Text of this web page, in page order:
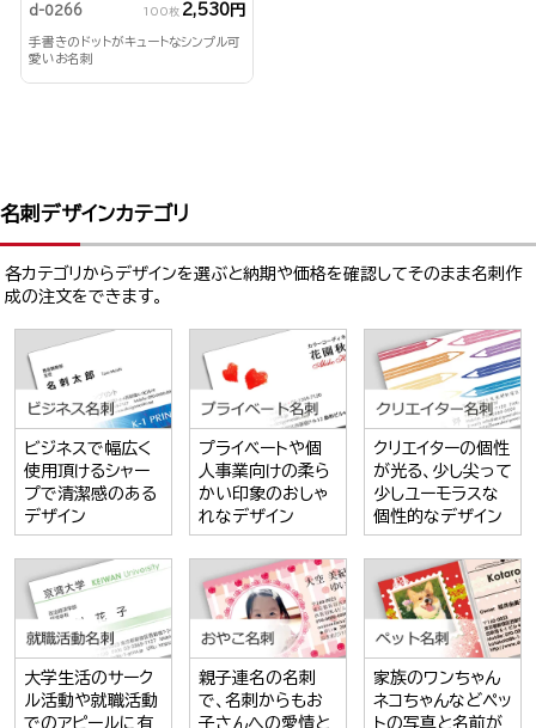
d-0266 100枚 2,530円
手書きのドットがキュートなシンプル可
愛いお名刺
名刺デザインカテゴリ
各カテゴリからデザインを選ぶと納期や価格を確認してそのまま名刺作
成の注文をできます。
ビジネスで幅広く
使用頂けるシャー
プで清潔感のある
デザイン
プライベートや個
人事業向けの柔ら
かい印象のおしゃ
れなデザイン
クリエイターの個性
が光る、少し尖って
少しユーモラスな
個性的なデザイン
大学生活のサーク
ル活動や就職活動
でのアピールに有
親子連名の名刺
で、名刺からもお
子さんへの愛情と
家族のワンちゃん
ネコちゃんなどペッ
トの写真と名前が